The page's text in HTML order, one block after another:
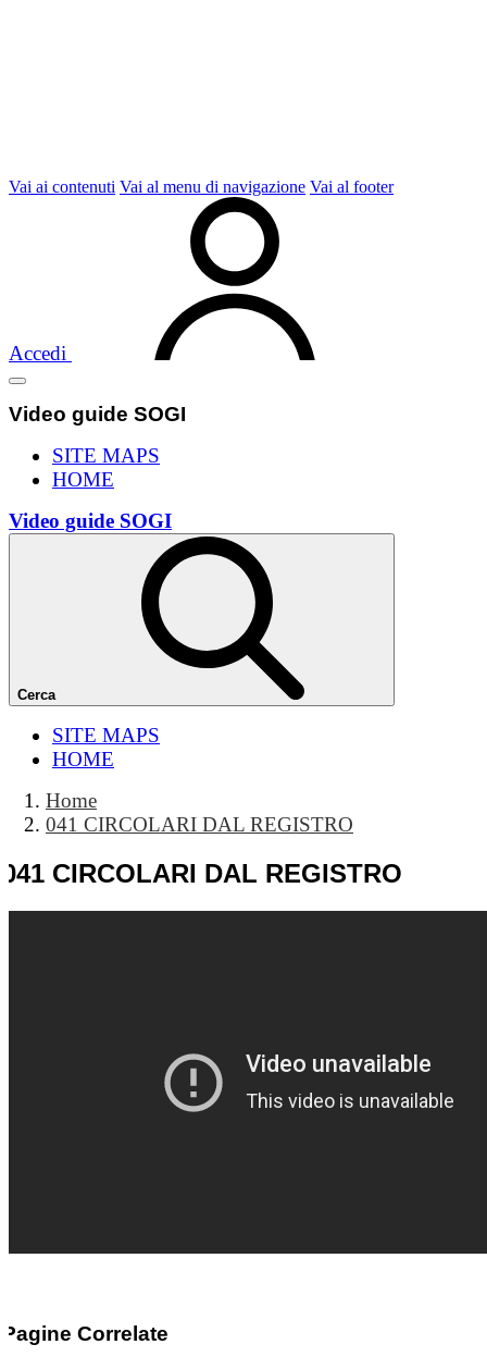
Vai ai contenuti Vai al menu di navigazione Vai al footer
Accedi
Video guide SOGI
SITE MAPS
HOME
Video guide SOGI
Cerca
SITE MAPS
HOME
Home
041 CIRCOLARI DAL REGISTRO
041 CIRCOLARI DAL REGISTRO
Pagine Correlate